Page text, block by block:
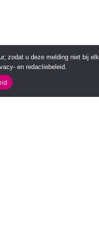
zodat u deze melding niet bij
en redactiebeleid.